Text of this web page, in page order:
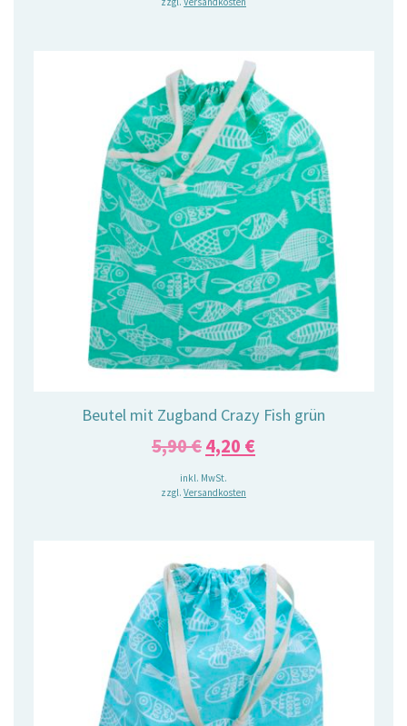
Beutel mit Zugband Crazy Fish grün
5,90€Ursprünglicher
Preis
war:
4,20 €Aktueller
inkl. MwSt.
zzgl. Versandkosten